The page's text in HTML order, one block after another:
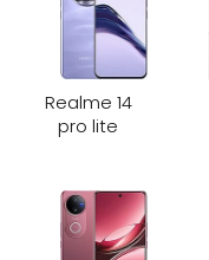
Realme 14
pro lite